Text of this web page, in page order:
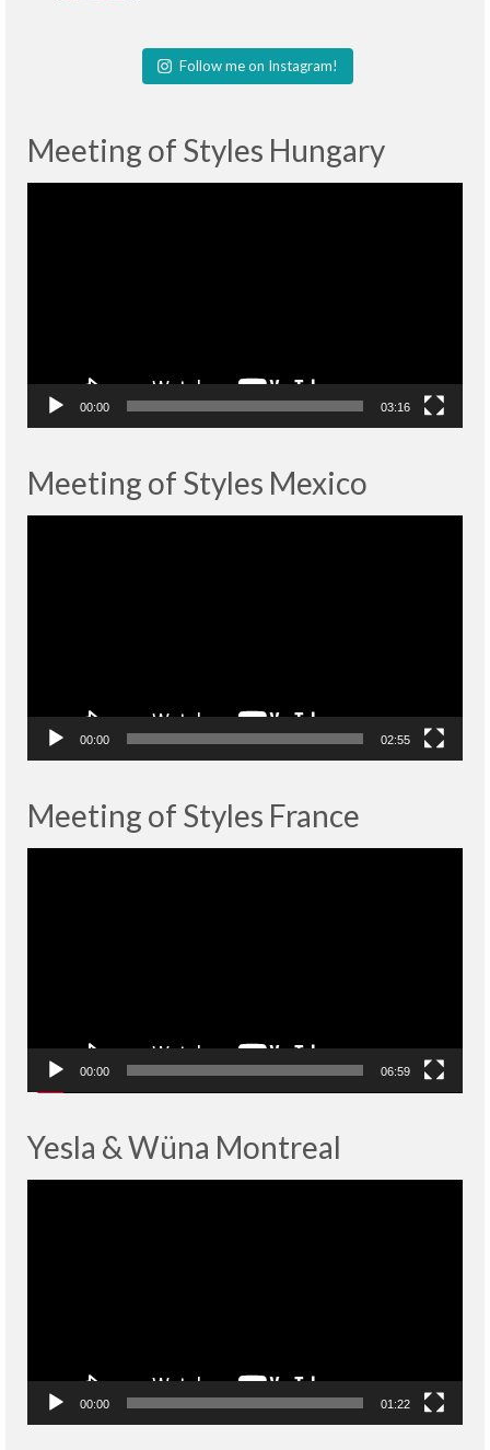
Follow me on Instagram!
Meeting of Styles Hungary
00:00 03:16
Meeting of Styles Mexico
00:00 02:55
Meeting of Styles France
00:00 06:59
Yesla & Wüna Montreal
00:00 01:22